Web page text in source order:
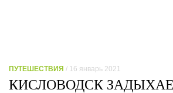
ПУТЕШЕСТВИЯ / 16 январь 2021
КИСЛОВОДСК